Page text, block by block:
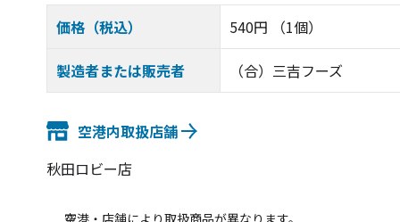
価格（税込） 540円 （1個）
製造者または販売者 （合）三吉フーズ
空港内取扱店舗
秋田ロビー店